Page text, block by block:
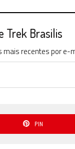
Trek Brasilis
mais recentes por e-
PIN